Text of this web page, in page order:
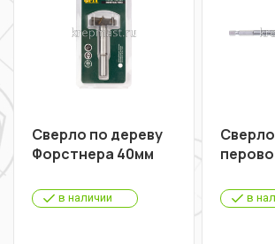
Сверло по дереву
Форстнера 40мм
в наличии в